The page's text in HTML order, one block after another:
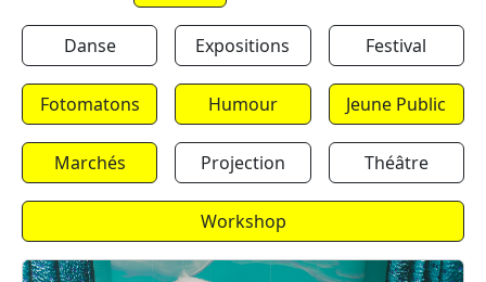
Danse Expositions Festival
Fotomatons Humour Jeune Public
Marchés Projection Théâtre
Workshop